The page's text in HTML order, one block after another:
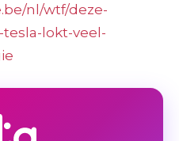
nl/wtf/deze-
lokt-veel-